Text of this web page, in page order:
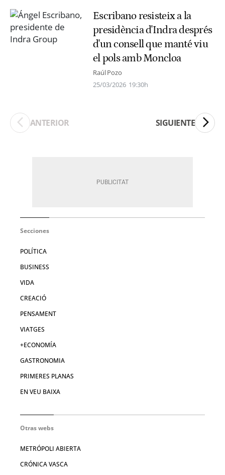
Escribano resisteix a la
presidència d'Indra després
d'un consell que manté viu
el pols amb Moncloa
Raúl Pozo
25/03/2026 19:30h
ANTERIOR SIGUIENTE
Secciones
POLÍTICA
BUSINESS
VIDA
CREACIÓ
PENSAMENT
VIATGES
+ECONOMÍA
GASTRONOMIA
PRIMERES PLANAS
EN VEU BAIXA
Otras webs
METRÓPOLI ABIERTA
CRÓNICA VASCA